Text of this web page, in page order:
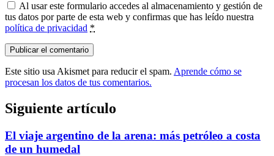
Al usar este formulario accedes al almacenamiento y gestión de
tus datos por parte de esta web y confirmas que has leído nuestra
política de privacidad *
Este sitio usa Akismet para reducir el spam. Aprende cómo se
procesan los datos de tus comentarios.
Siguiente artículo
El viaje argentino de la arena: más petróleo a costa
de un humedal